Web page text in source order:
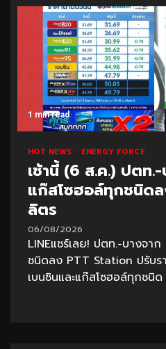
1 min read
HOT NEWS ENERGY FORCE
เช้านี้ (6 ส.ค.) ปตท
แก๊สโซฮอล์ทุกชนิด
ลิตร
06/08/2026
LINEแชร์เลย! ปตท.-บางจา
ชนิดลง PTT Station ปรับ
เบนซินและแก๊สโซฮอล์ทุกชนิ